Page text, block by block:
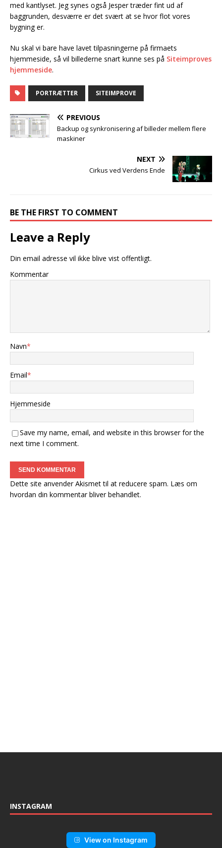
med kantlyset. Jeg synes også Jesper træder fint ud af
baggrunden, desværre er det svært at se hvor flot vores
bygning er.
Nu skal vi bare have lavet tilpasningerne på firmaets
hjemmeside, så vil billederne snart kunne ses på Siteimproves
hjemmeside.
PORTRÆTTER SITEIMPROVE
PREVIOUS
Backup og synkronisering af billeder mellem flere
maskiner
NEXT
Cirkus ved Verdens Ende
BE THE FIRST TO COMMENT
Leave a Reply
Din email adresse vil ikke blive vist offentligt.
Kommentar
Navn*
Email*
Hjemmeside
Save my name, email, and website in this browser for the
next time I comment.
Dette site anvender Akismet til at reducere spam. Læs om
hvordan din kommentar bliver behandlet.
INSTAGRAM
View on Instagram